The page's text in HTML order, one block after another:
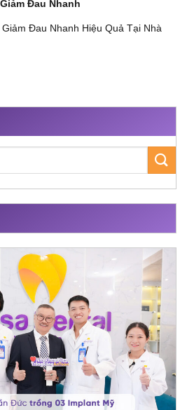
Đau Nhanh
Đau Nhanh Hiệu Quả Tại Nhà